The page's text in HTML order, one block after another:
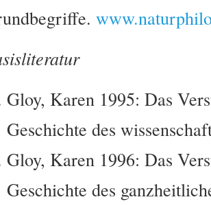
Gloy, Karen 1995: Das
Geschichte des
Gloy, Karen 1996: Das
Geschichte des